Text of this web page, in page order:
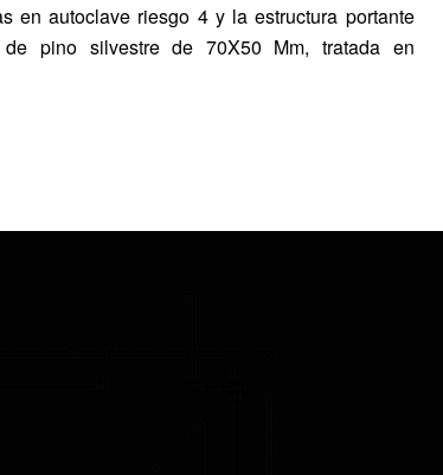
en autoclave riesgo 4 y la estructura portante
pino silvestre de 70X50 Mm, tratada en